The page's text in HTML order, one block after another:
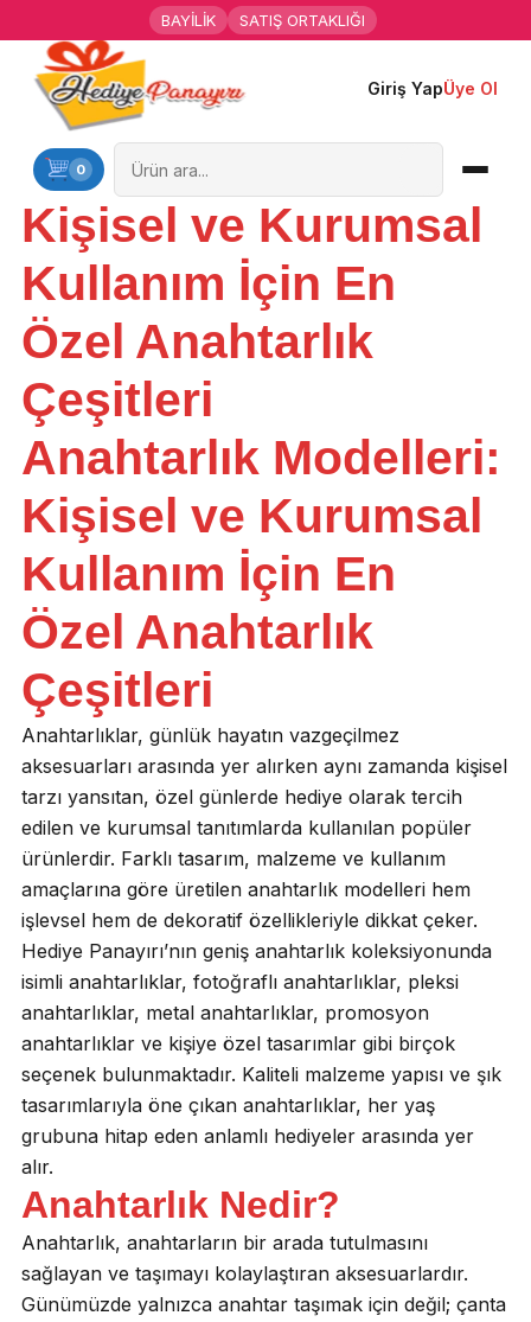
BAYİLİK SATIŞ ORTAKLIĞI
Giriş YapÜye Ol
0
Ana Sayfa
Kişiye Özel Hediyeler
Hediyen Kime
Mesleklere Özel Hediyeler
Özel Günler
Öğrenci Motivasyon Hediyeleri
Yaka Rozeti
Farklı Hediyeler
Kişisel ve Kurumsal
Kullanım İçin En
Özel Anahtarlık
Çeşitleri
Anahtarlık Modelleri:
Kişisel ve Kurumsal
Kullanım İçin En
Özel Anahtarlık
Çeşitleri
Anahtarlıklar, günlük hayatın vazgeçilmez
aksesuarları arasında yer alırken aynı zamanda kişisel
tarzı yansıtan, özel günlerde hediye olarak tercih
edilen ve kurumsal tanıtımlarda kullanılan popüler
ürünlerdir. Farklı tasarım, malzeme ve kullanım
amaçlarına göre üretilen anahtarlık modelleri hem
işlevsel hem de dekoratif özellikleriyle dikkat çeker.
Hediye Panayırı’nın geniş anahtarlık koleksiyonunda
isimli anahtarlıklar, fotoğraflı anahtarlıklar, pleksi
anahtarlıklar, metal anahtarlıklar, promosyon
anahtarlıklar ve kişiye özel tasarımlar gibi birçok
seçenek bulunmaktadır. Kaliteli malzeme yapısı ve şık
tasarımlarıyla öne çıkan anahtarlıklar, her yaş
grubuna hitap eden anlamlı hediyeler arasında yer
alır.
Anahtarlık Nedir?
Anahtarlık, anahtarların bir arada tutulmasını
sağlayan ve taşımayı kolaylaştıran aksesuarlardır.
Günümüzde yalnızca anahtar taşımak için değil; çanta